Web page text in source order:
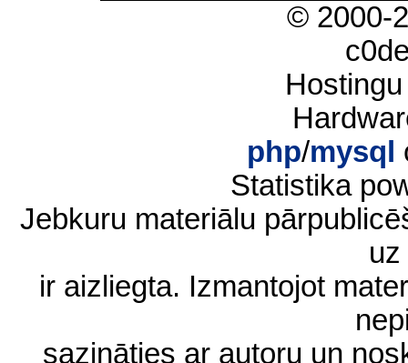
© 2000-
php/mysql
Statistika
Jebkuru materiālu
ir aizliegta. Izmantojot
sazināties ar autoru un